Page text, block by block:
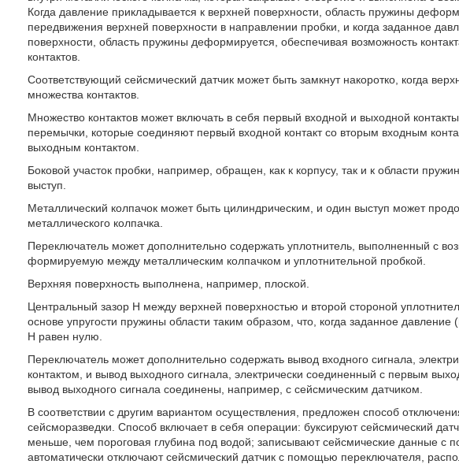
Когда давление прикладывается к верхней поверхности, область пружины
передвижения верхней поверхности в направлении пробки, и когда заданное
поверхности, область пружины деформируется, обеспечивая возможность
контактов.
Соответствующий сейсмический датчик может быть замкнут накоротко, когда
множества контактов.
Множество контактов может включать в себя первый входной и выходной
перемычки, которые соединяют первый входной контакт со вторым входным
выходным контактом.
Боковой участок пробки, например, обращен, как к корпусу, так и к области
выступ.
Металлический колпачок может быть цилиндрическим, и один выступ может
металлического колпачка.
Переключатель может дополнительно содержать уплотнитель, выполненный с
формируемую между металлическим колпачком и уплотнительной пробкой.
Верхняя поверхность выполнена, например, плоской.
Центральный зазор Н между верхней поверхностью и второй стороной
основе упругости пружины области таким образом, что, когда заданное
Н равен нулю.
Переключатель может дополнительно содержать вывод входного сигнала,
контактом, и вывод выходного сигнала, электрически соединенный с первым
вывод выходного сигнала соединены, например, с сейсмическим датчиком.
В соответствии с другим вариантом осуществления, предложен способ
сейсморазведки. Способ включает в себя операции: буксируют сейсмический
меньше, чем пороговая глубина под водой; записывают сейсмические данные с
автоматически отключают сейсмический датчик с помощью переключателя,